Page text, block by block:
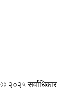
© २०२५ सर्वाधिकार